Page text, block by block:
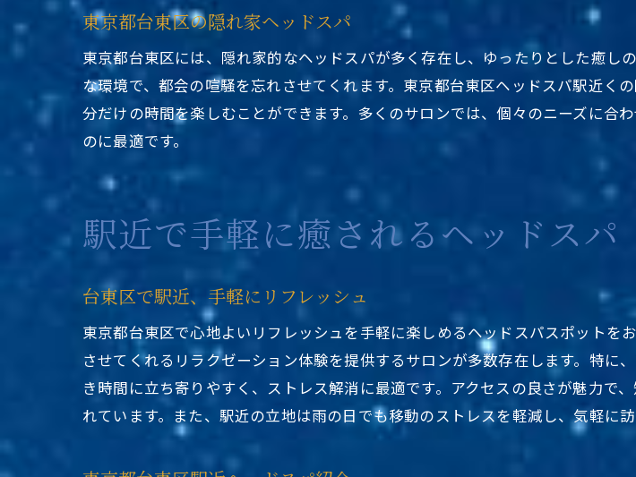
駅近便利な台東区で
忙しい日常に台東区で癒し
東京都台東区で心安ら
駅近便利な台東区ヘッ
忙しい日常を忘れら
東京都台東区の駅近く
台東区での癒しの時間
東京都台東区で心の休
東京都台東区で手軽に
駅近くで手軽に楽しめ
東京都台東区の駅近く
短時間でリフレッシュ
東京都台東区で手軽な
東京都台東区の隠れ家ヘッドスパ
東京都台東区には、隠れ家的なヘッドスパが多く存在し、ゆったりとした癒
な環境で、都会の喧騒を忘れさせてくれます。東京都台東区ヘッドスパ駅近く
分だけの時間を楽しむことができます。多くのサロンでは、個々のニーズに合
のに最適です。
駅近で手軽に癒されるヘッドスパ
台東区で駅近、手軽にリフレッシュ
東京都台東区で心地よいリフレッシュを手軽に楽しめるヘッドスパスポットを
させてくれるリラクゼーション体験を提供するサロンが多数存在します。特
き時間に立ち寄りやすく、ストレス解消に最適です。アクセスの良さが魅力で
れています。また、駅近の立地は雨の日でも移動のストレスを軽減し、気軽に訪